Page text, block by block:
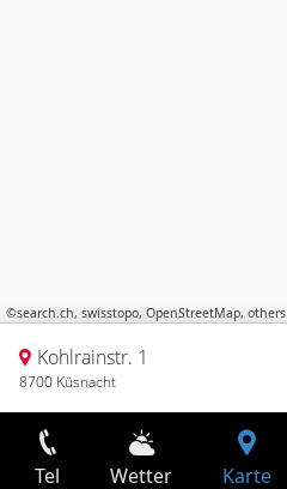
©search.ch, swisstopo, OpenStreetMap, others
Kohlrainstr. 1
8700 Küsnacht
Tel Wetter Karte